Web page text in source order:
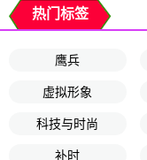
热门标签
鹰兵
虚拟形象
科技与时尚
补时